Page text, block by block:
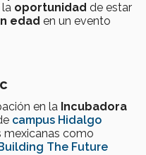
la oportunidad de estar
edad en un evento
en la Incubadora
campus Hidalgo
mexicanas como
The Future